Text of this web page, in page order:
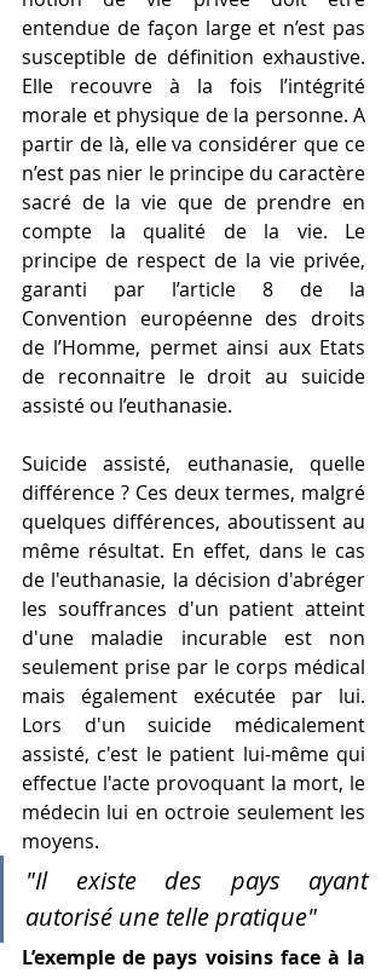
entendue de façon large et n’est pas
susceptible de définition exhaustive.
Elle recouvre à la fois l’intégrité
morale et physique de la personne. A
partir de là, elle va considérer que ce
n’est pas nier le principe du caractère
sacré de la vie que de prendre en
compte la qualité de la vie. Le
principe de respect de la vie privée,
garanti par l’article 8 de la
Convention européenne des droits
de l’Homme, permet ainsi aux Etats
de reconnaitre le droit au suicide
assisté ou l’euthanasie.
Suicide assisté, euthanasie, quelle
différence ? Ces deux termes, malgré
quelques différences, aboutissent au
même résultat. En effet, dans le cas
de l'euthanasie, la décision d'abréger
les souffrances d'un patient atteint
d'une maladie incurable est non
seulement prise par le corps médical
mais également exécutée par lui.
Lors d'un suicide médicalement
assisté, c'est le patient lui-même qui
effectue l'acte provoquant la mort, le
médecin lui en octroie seulement les
moyens.
"Il existe des pays ayant
autorisé une telle pratique"
L’exemple de pays voisins face à la